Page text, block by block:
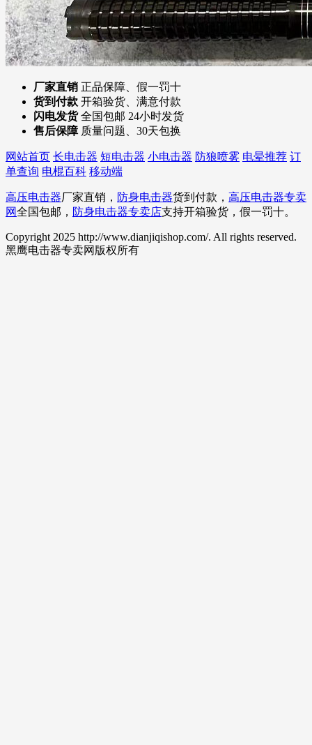
厂家直销 正品保障、假一罚十
货到付款 开箱验货、满意付款
闪电发货 全国包邮 24小时发货
售后保障 质量问题、30天包换
网站首页 长电击器 短电击器 小电击器 防狼喷雾 电晕推荐 订
单查询 电棍百科 移动端
高压电击器厂家直销， 防身电击器货到付款， 高压电击器专卖
网全国包邮， 防身电击器专卖店支持开箱验货，假一罚十。
Copyright 2025 http://www.dianjiqishop.com/. All rights reserved.
黑鹰电击器专卖网版权所有